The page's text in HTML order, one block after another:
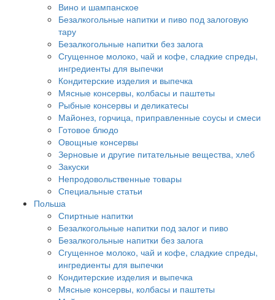
Вино и шампанское
Безалкогольные напитки и пиво под залоговую
тару
Безалкогольные напитки без залога
Сгущенное молоко, чай и кофе, сладкие спреды,
ингредиенты для выпечки
Кондитерские изделия и выпечка
Мясные консервы, колбасы и паштеты
Рыбные консервы и деликатесы
Майонез, горчица, приправленные соусы и смеси
Готовое блюдо
Овощные консервы
Зерновые и другие питательные вещества, хлеб
Закуски
Непродовольственные товары
Специальные статьи
Польша
Спиртные напитки
Безалкогольные напитки под залог и пиво
Безалкогольные напитки без залога
Сгущенное молоко, чай и кофе, сладкие спреды,
ингредиенты для выпечки
Кондитерские изделия и выпечка
Мясные консервы, колбасы и паштеты